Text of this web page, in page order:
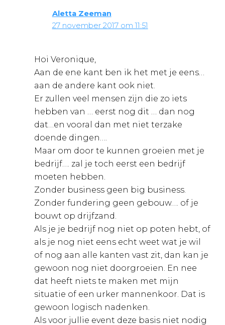
Aletta Zeeman
27 november 2017 om 11:51
Hoi Veronique,
Aan de ene kant ben ik het met je eens…
aan de andere kant ook niet.
Er zullen veel mensen zijn die zo iets
hebben van … eerst nog dit … dan nog
dat…en vooral dan met niet terzake
doende dingen….
Maar om door te kunnen groeien met je
bedrijf…. zal je toch eerst een bedrijf
moeten hebben.
Zonder business geen big business.
Zonder fundering geen gebouw…. of je
bouwt op drijfzand.
Als je je bedrijf nog niet op poten hebt, of
als je nog niet eens echt weet wat je wil
of nog aan alle kanten vast zit, dan kan je
gewoon nog niet doorgroeien. En nee
dat heeft niets te maken met mijn
situatie of een urker mannenkoor. Dat is
gewoon logisch nadenken.
Als voor jullie event deze basis niet nodig